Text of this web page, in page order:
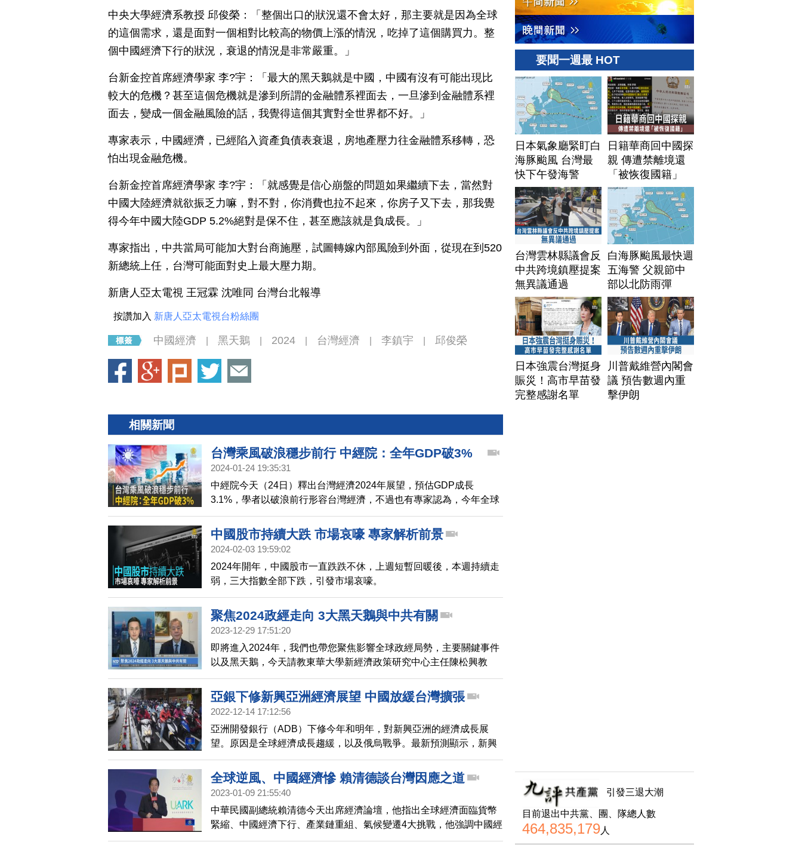
中央大學經濟系教授 邱俊榮：「整個出口的狀況還不會太好，那主要就是因為全球
的這個需求，還是面對一個相對比較高的物價上漲的情況，吃掉了這個購買力。整
個中國經濟下行的狀況，衰退的情況是非常嚴重。」
台新金控首席經濟學家 李?宇：「最大的黑天鵝就是中國，中國有沒有可能出現比
較大的危機？甚至這個危機就是滲到所謂的金融體系裡面去，一旦滲到金融體系裡
面去，變成一個金融風險的話，我覺得這個其實對全世界都不好。」
專家表示，中國經濟，已經陷入資產負債表衰退，房地產壓力往金融體系移轉，恐
怕出現金融危機。
台新金控首席經濟學家 李?宇：「就感覺是信心崩盤的問題如果繼續下去，當然對
中國大陸經濟就欲振乏力嘛，對不對，你消費也拉不起來，你房子又下去，那我覺
得今年中國大陸GDP 5.2%絕對是保不住，甚至應該就是負成長。」
專家指出，中共當局可能加大對台商施壓，試圖轉嫁內部風險到外面，從現在到520
新總統上任，台灣可能面對史上最大壓力期。
新唐人亞太電視 王冠霖 沈唯同 台灣台北報導
按讚加入 新唐人亞太電視台粉絲團
中國經濟 黑天鵝 2024 台灣經濟 李鎮宇 邱俊榮
相關新聞
台灣乘風破浪穩步前行 中經院：全年GDP破3%
2024-01-24 19:35:31
中經院今天（24日）釋出台灣經濟2024年展望，預估GDP成長
3.1%，學者以破浪前行形容台灣經濟，不過也有專家認為，今年全球
最大黑天鵝來自中國大陸，示警中國可能爆發金融危機。
中國股市持續大跌 市場哀嚎 專家解析前景
2024-02-03 19:59:02
2024年開年，中國股市一直跌跌不休，上週短暫回暖後，本週持續走
弱，三大指數全部下跌，引發市場哀嚎。
聚焦2024政經走向 3大黑天鵝與中共有關
2023-12-29 17:51:20
即將進入2024年，我們也帶您聚焦影響全球政經局勢，主要關鍵事件
以及黑天鵝，今天請教東華大學新經濟政策研究中心主任陳松興教
授，您怎麼看明年不容忽視的主要政經變數？
亞銀下修新興亞洲經濟展望 中國放緩台灣擴張
2022-12-14 17:12:56
亞洲開發銀行（ADB）下修今年和明年，對新興亞洲的經濟成長展
望。原因是全球經濟成長趨緩，以及俄烏戰爭。最新預測顯示，新興
亞洲今年經濟擴張4.2%，明年加速到4.6%，成長率均不如原本預估的
4.3%以及 4.9%。亞洲最大經濟體中國，今年經濟成長將放緩到3%，
香港今年將衰退3.3%，也是亞洲唯一陷入萎縮的經濟體。亞銀對台灣
全球逆風、中國經濟慘 賴清德談台灣因應之道
2023-01-09 21:55:40
中華民國副總統賴清德今天出席經濟論壇，他指出全球經濟面臨貨幣
緊縮、中國經濟下行、產業鏈重組、氣候變遷4大挑戰，他強調中國經
濟今年將比去年糟糕，而台灣將以擴大公共支出與獎勵投資等方式因
要聞一週最 HOT
日本氣象廳緊盯白
海豚颱風 台灣最
快下午發海警
日籍華商回中國探
親 傳遭禁離境還
「被恢復國籍」
台灣雲林縣議會反
中共跨境鎮壓提案
無異議通過
白海豚颱風最快週
五海警 父親節中
部以北防雨彈
日本強震台灣挺身
賑災！高市早苗發
完整感謝名單
川普戴維營內閣會
議 預告數週內重
擊伊朗
引發三退大潮
目前退出中共黨、團、隊總人數
464,835,179人